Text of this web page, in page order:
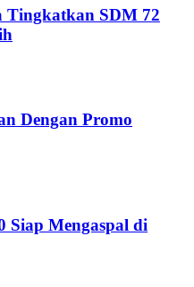
Tingkatkan SDM 72
Dengan Promo
Siap Mengaspal di